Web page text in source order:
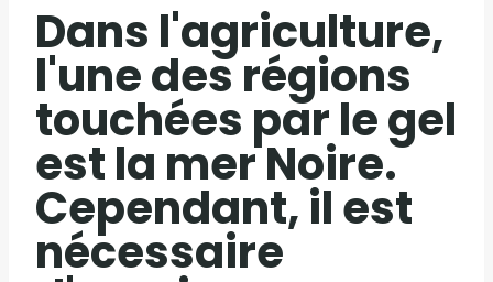
Dans l'agriculture,
l'une des régions
touchées par le gel
est la mer Noire.
Cependant, il est
nécessaire